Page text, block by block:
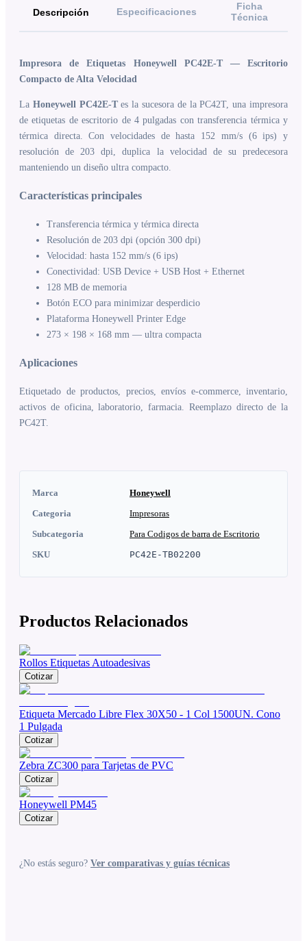
Descripción Especificaciones
Ficha
Técnica
Impresora de Etiquetas Honeywell PC42E-T — Escritorio
Compacto de Alta Velocidad
La Honeywell PC42E-Tes la sucesora de la PC42T, una impresora
de etiquetas de escritorio de 4 pulgadas con transferencia térmica y
térmica directa. Con velocidades de hasta 152 mm/s (6 ips) y
resolución de 203 dpi, duplica la velocidad de su predecesora
manteniendo un diseño ultra compacto.
Características principales
Transferencia térmica y térmica directa
Resolución de 203 dpi (opción 300 dpi)
Velocidad: hasta 152 mm/s (6 ips)
Conectividad: USB Device + USB Host + Ethernet
128 MB de memoria
Botón ECO para minimizar desperdicio
Plataforma Honeywell Printer Edge
273 × 198 × 168 mm — ultra compacta
Aplicaciones
Etiquetado de productos, precios, envíos e-commerce, inventario,
activos de oficina, laboratorio, farmacia. Reemplazo directo de la
PC42T.
Marca
Honeywell
Categoria
Impresoras
Subcategoria
Para Codigos de barra de Escritorio
SKU
PC42E-TB02200
Productos Relacionados
Rollos Etiquetas Autoadesivas
Cotizar
Etiqueta Mercado Libre Flex 30X50 - 1 Col 1500UN. Cono
1 Pulgada
Cotizar
Zebra ZC300 para Tarjetas de PVC
Cotizar
Honeywell PM45
Cotizar
¿No estás seguro? Ver comparativas y guías técnicas